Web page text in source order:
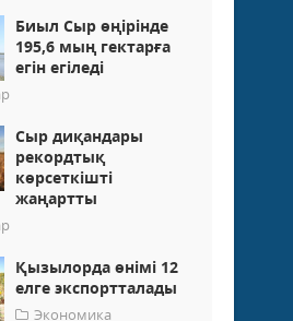
Биыл Сыр өңірінде
195,6 мың гектарға
егін егіледі
Сыр диқандары
рекордтық
көрсеткішті
жаңартты
Қызылорда өнімі 12
елге экспортталады
Экономика